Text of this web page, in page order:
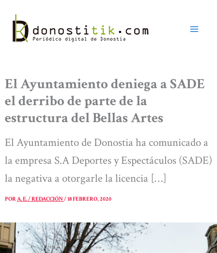
contenido
El Ayuntamiento deniega a SADE
el derribo de parte de la
estructura del Bellas Artes
El Ayuntamiento de Donostia ha comunicado a
la empresa S.A Deportes y Espectáculos (SADE)
la negativa a otorgarle la licencia […]
PORA. E. / REDACCIÓN/18 FEBRERO, 2020